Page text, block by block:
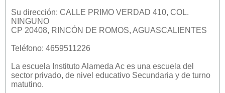
Su dirección: CALLE PRIMO VERDAD 410, COL.
NINGUNO
CP 20408, RINCÓN DE ROMOS, AGUASCALIENTES
Teléfono: 4659511226
La escuela Instituto Alameda Ac es una escuela del
sector privado, de nivel educativo Secundaria y de turno
matutino.